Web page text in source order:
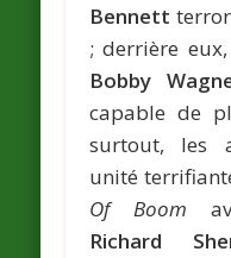
Bennett
; derrière
Bobby
capable de
surtout, les
unité
Of Boom
Richard